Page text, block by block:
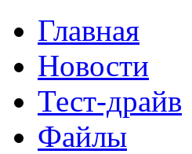
Главная
Новости
Тест-драйв
Файлы